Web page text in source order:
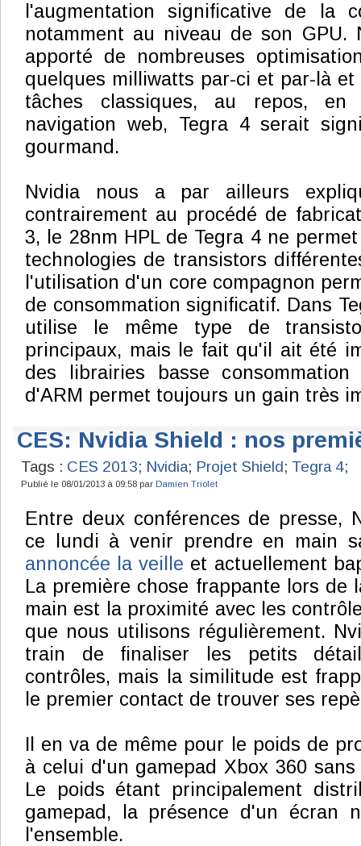
l'augmentation significative de la
notamment au niveau de son GPU.
apporté de nombreuses
quelques milliwatts par-ci et par-là
tâches classiques, au repos,
navigation web, Tegra 4 serait
gourmand.
Nvidia nous a par ailleurs
contrairement au procédé de
3, le 28nm HPL de Tegra 4 ne
technologies de transistors
l'utilisation d'un core compagnon
de consommation significatif. Dans
utilise le même type de
principaux, mais le fait qu'il ait été
des librairies basse
d'ARM permet toujours un gain très
CES: Nvidia Shield : nos
Tags : CES 2013; Nvidia; Projet Shield; Tegra 4;
Publié le 08/01/2013 à 09:58 par Damien Triolet
Entre deux conférences de presse,
ce lundi à venir prendre en main
annoncée la veille et actuellement
La première chose frappante lors de
main est la proximité avec les
que nous utilisons régulièrement.
train de finaliser les petits
contrôles, mais la similitude est
le premier contact de trouver ses
Il en va de même pour le poids de
à celui d'un gamepad Xbox 360
Le poids étant principalement
gamepad, la présence d'un écran
l'ensemble.